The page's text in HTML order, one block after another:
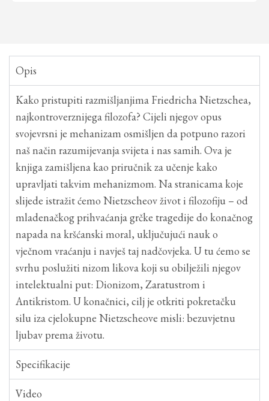
Opis
Kako pristupiti razmišljanjima Friedricha Nietzschea,
najkontroverznijega filozofa? Cijeli njegov opus
svojevrsni je mehanizam osmišljen da potpuno razori
naš način razumijevanja svijeta i nas samih. Ova je
knjiga zamišljena kao priručnik za učenje kako
upravljati takvim mehanizmom. Na stranicama koje
slijede istražit ćemo Nietzscheov život i filozofiju – od
mladenačkog prihvaćanja grčke tragedije do konačnog
napada na kršćanski moral, uključujući nauk o
vječnom vraćanju i navješ­ taj nadčovjeka. U tu ćemo se
svrhu poslužiti nizom likova koji su obilježili njegov
intelektualni put: Dionizom, Zaratustrom i
Antikristom. U konačnici, cilj je otkriti pokretačku
silu iza cjelokupne Nietzscheove misli: bezuvjetnu
ljubav prema životu.
Specifikacije
Video